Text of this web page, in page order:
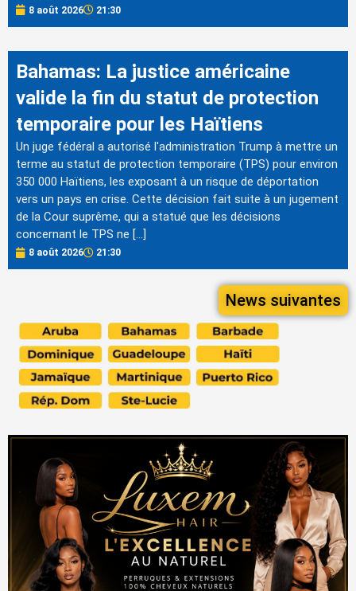
8 août 2026 21:30
Bahamas: La justice américaine
valide la fin du statut de protection
temporaire pour les Haïtiens
Un juge fédéral a autorisé l'administration Trump à mettre un
terme au statut de protection temporaire (TPS) pour environ
350 000 Haïtiens, les exposant à un risque de déportation
vers un pays en crise. Cette décision fait suite à un jugement
de la Cour suprême, qui a statué que les décisions
concernant le TPS ne […]
8 août 2026 21:30
News suivantes